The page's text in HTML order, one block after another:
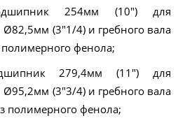
254мм (10") для
(3"1/4) и гребного вала
фенола;
279,4мм (11") для
(3"3/4) и гребного вала
полимерного фенола;